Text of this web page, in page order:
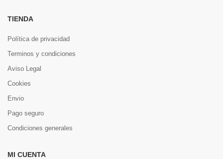
TIENDA
Política de privacidad
Terminos y condiciones
Aviso Legal
Cookies
Envio
Pago seguro
Condiciones generales
MI CUENTA